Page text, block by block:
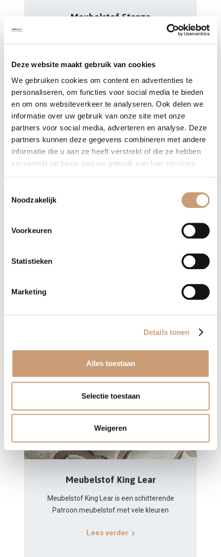
Deze website maakt gebruik van cookies
We gebruiken cookies om content en advertenties te
personaliseren, om functies voor social media te bieden
en om ons websiteverkeer te analyseren. Ook delen we
informatie over uw gebruik van onze site met onze
partners voor social media, adverteren en analyse. Deze
partners kunnen deze gegevens combineren met andere
informatie die u aan ze heeft verstrekt of die ze hebben
verzameld op basis van uw gebruik van hun services.
Noodzakelijk
Voorkeuren
Statistieken
Marketing
Details tonen
Alles toestaan
Selectie toestaan
Weigeren
Meubelstof Stanza
Lees verder
Meubelstof Ornament is een schitterende
Meubelstof King Lear
Meubelstof King Lear is een schitterende
Patroon meubelstof met vele kleuren
Lees verder